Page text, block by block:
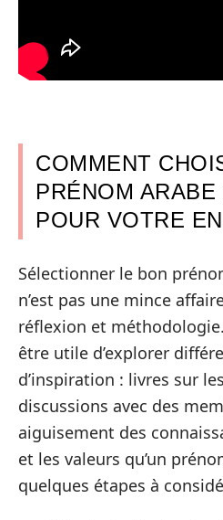
COMMENT
PRÉNOM
POUR VOTRE
Sélectionner le bon
n’est pas une mince
réflexion et
être utile d’explorer
d’inspiration : livres sur
discussions avec des
aiguisement des
et les valeurs qu’un
quelques étapes à